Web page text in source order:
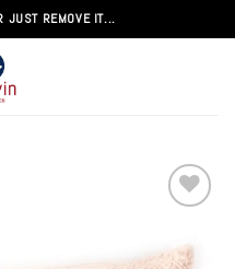
JUST REMOVE IT...
wishlist